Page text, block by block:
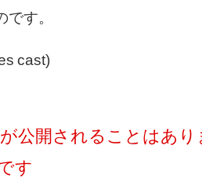
す。
cast)
公開されることはあ
す